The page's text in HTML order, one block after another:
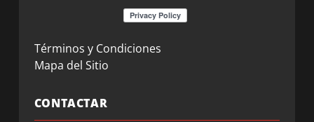
Términos y Condiciones
Mapa del Sitio
CONTACTAR